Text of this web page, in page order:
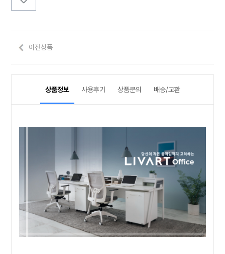
이전상품
상품정보 사용후기 상품문의 배송/교환